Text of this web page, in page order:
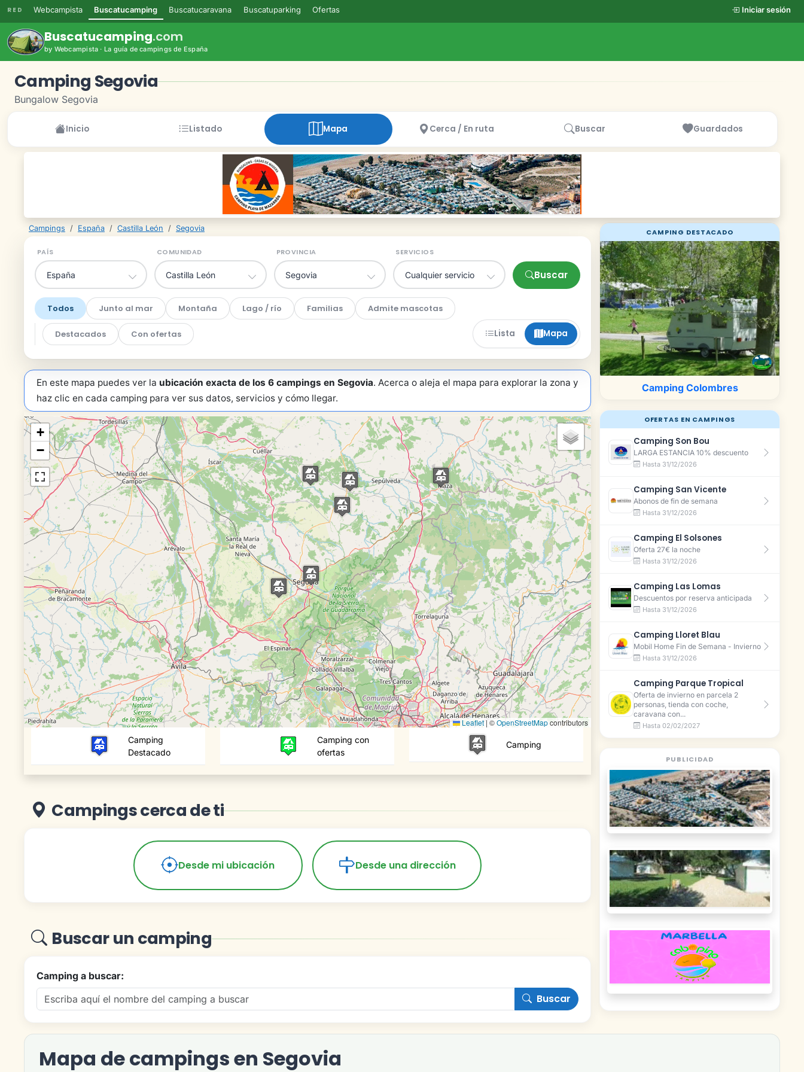
RED Webcampista Buscatucamping Buscatucaravana Buscatuparking Ofertas Iniciar sesión
Buscatucamping.com
by Webcampista · La guía de campings de España
Camping Segovia
Bungalow Segovia
Inicio Listado Mapa Cerca / En ruta Buscar Guardados
CAMPING DESTACADO
Camping Colombres
OFERTAS EN CAMPINGS
Camping Son Bou
LARGA ESTANCIA 10% descuento
Hasta 31/12/2026
Camping San Vicente
Abonos de fin de semana
Hasta 31/12/2026
Camping El Solsones
Oferta 27€ la noche
Hasta 31/12/2026
Camping Las Lomas
Descuentos por reserva anticipada
Hasta 31/12/2026
Camping Lloret Blau
Mobil Home Fin de Semana - Invierno
Hasta 31/12/2026
Camping Parque Tropical
Oferta de invierno en parcela 2
personas, tienda con coche,
caravana con...
Hasta 02/02/2027
PUBLICIDAD
Campings / España / Castilla León / Segovia
PAÍS COMUNIDAD PROVINCIA SERVICIOS
Cualquier servicio Buscar
Todos Junto al mar Montaña Lago / río Familias Admite mascotas
Destacados Con ofertas Lista Mapa
En este mapa puedes ver la ubicación exacta de los 6 campings en Segovia. Acerca o aleja el mapa para explorar la zona y
haz clic en cada camping para ver sus datos, servicios y cómo llegar.
+
−
Leaflet | ©OpenStreetMapcontributors
Camping
Destacado
Camping con
ofertas
Camping
Campings cerca de ti
Desde mi ubicación Desde una dirección
Buscar un camping
Camping a buscar:
Buscar
Mapa de campings en Segovia